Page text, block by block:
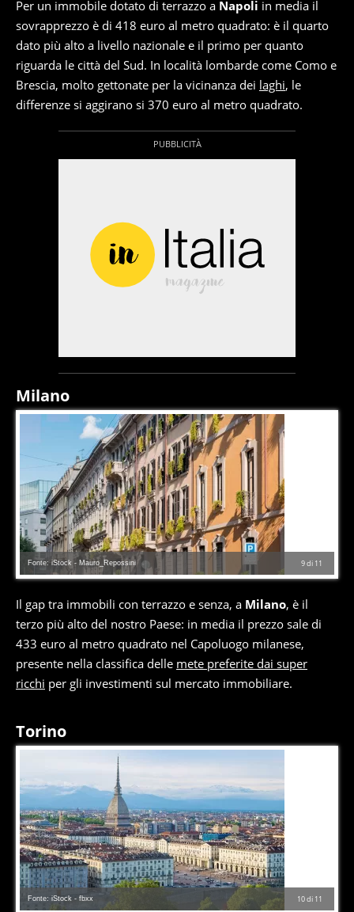
Per un immobile dotato di terrazzo a Napoli in media il
sovrapprezzo è di 418 euro al metro quadrato: è il quarto
dato più alto a livello nazionale e il primo per quanto
riguarda le città del Sud. In località lombarde come Como e
Brescia, molto gettonate per la vicinanza dei laghi, le
differenze si aggirano si 370 euro al metro quadrato.
Milano
9di 11
Fonte: iStock - Mauro_Repossini
Il gap tra immobili con terrazzo e senza, a Milano, è il
terzo più alto del nostro Paese: in media il prezzo sale di
433 euro al metro quadrato nel Capoluogo milanese,
presente nella classifica delle mete preferite dai super
ricchi per gli investimenti sul mercato immobiliare.
Torino
10di 11
Fonte: iStock - fbxx